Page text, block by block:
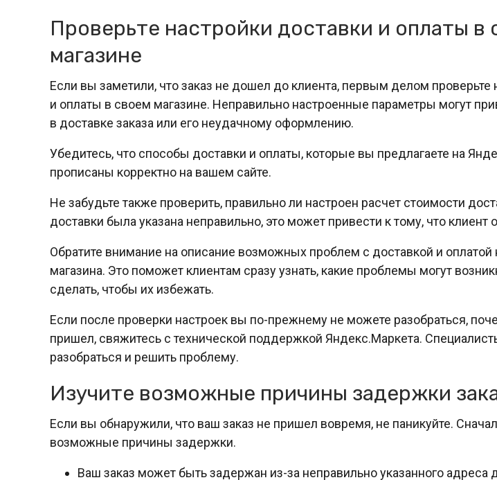
Проверьте настройки доставки и оплаты в
магазине
Если вы заметили, что заказ не дошел до клиента, первым делом проверьте
и оплаты в своем магазине. Неправильно настроенные параметры могут
в доставке заказа или его неудачному оформлению.
Убедитесь, что способы доставки и оплаты, которые вы предлагаете на
прописаны корректно на вашем сайте.
Не забудьте также проверить, правильно ли настроен расчет стоимости
доставки была указана неправильно, это может привести к тому, что клиент
Обратите внимание на описание возможных проблем с доставкой и оплатой
магазина. Это поможет клиентам сразу узнать, какие проблемы могут
сделать, чтобы их избежать.
Если после проверки настроек вы по-прежнему не можете разобраться,
пришел, свяжитесь с технической поддержкой Яндекс.Маркета.
разобраться и решить проблему.
Изучите возможные причины задержки
Если вы обнаружили, что ваш заказ не пришел вовремя, не паникуйте.
возможные причины задержки.
Ваш заказ может быть задержан из-за неправильно указанного адреса